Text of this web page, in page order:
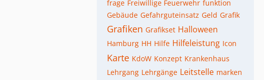
frage Freiwillige Feuerwehr funktion
Gebäude Gefahrguteinsatz Geld Grafik
Grafiken Grafikset Halloween
Hamburg HH Hilfe Hilfeleistung Icon
Karte KdoW Konzept Krankenhaus
Lehrgang Lehrgänge Leitstelle marken